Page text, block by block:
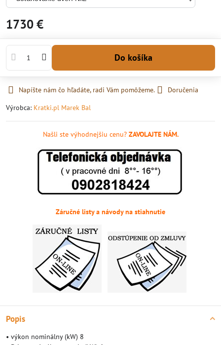
1730 €
Do košíka
Napíšte nám čo hľadáte, radi Vám pomôžeme.
Doručenia
Výrobca: Kratki.pl Marek Bal
Našli ste výhodnejšiu cenu?ZAVOLAJTE NÁM.
Záručné listy a návody na stiahnutie
Popis
• výkon nominálny (kW) 8